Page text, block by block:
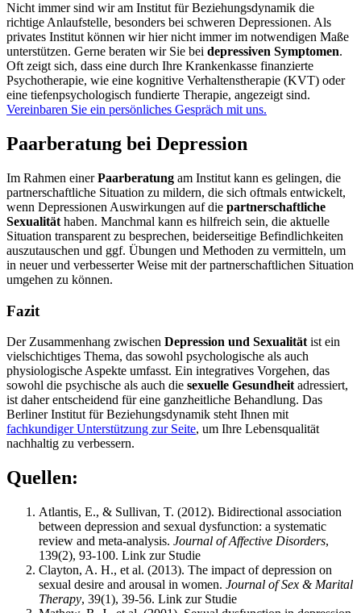
Nicht immer sind wir am Institut für Beziehungsdynamik die
richtige Anlaufstelle, besonders bei schweren Depressionen. Als
privates Institut können wir hier nicht immer im notwendigen Maße
unterstützen. Gerne beraten wir Sie bei depressiven Symptomen.
Oft zeigt sich, dass eine durch Ihre Krankenkasse finanzierte
Psychotherapie, wie eine kognitive Verhaltenstherapie (KVT) oder
eine tiefenpsychologisch fundierte Therapie, angezeigt sind.
Vereinbaren Sie ein persönliches Gespräch mit uns.
Paarberatung bei Depression
Im Rahmen einerPaarberatung am Institut kann es gelingen, die
partnerschaftliche Situation zu mildern, die sich oftmals entwickelt,
wenn Depressionen Auswirkungen auf die partnerschaftliche
Sexualität haben. Manchmal kann es hilfreich sein, die aktuelle
Situation transparent zu besprechen, beiderseitige Befindlichkeiten
auszutauschen und ggf. Übungen und Methoden zu vermitteln, um
in neuer und verbesserter Weise mit der partnerschaftlichen Situation
umgehen zu können.
Fazit
Der Zusammenhang zwischen Depression und Sexualität ist ein
vielschichtiges Thema, das sowohl psychologische als auch
physiologische Aspekte umfasst. Ein integratives Vorgehen, das
sowohl die psychische als auch die sexuelle Gesundheit adressiert,
ist daher entscheidend für eine ganzheitliche Behandlung. Das
Berliner Institut für Beziehungsdynamik steht Ihnen mit
fachkundiger Unterstützung zur Seite, um Ihre Lebensqualität
nachhaltig zu verbessern.
Quellen:
Atlantis, E., & Sullivan, T. (2012). Bidirectional association
between depression and sexual dysfunction: a systematic
review and meta-analysis. Journal of Affective Disorders,
139(2), 93-100. Link zur Studie
Clayton, A. H., et al. (2013). The impact of depression on
sexual desire and arousal in women. Journal of Sex & Marital
Therapy, 39(1), 39-56. Link zur Studie